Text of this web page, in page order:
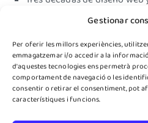
Gestionar
Per oferir les millors experiències,
emmagatzemar i/o accedir a la
d'aquestes tecnologies ens permetrà
comportament de navegació o les
consentir o retirar el consentiment, pot
característiques i funcions.
Su alojamiento web no está
Tener un sitio web que no
conversión
Premio de Turismo 2019
Interview with Aaron Amat